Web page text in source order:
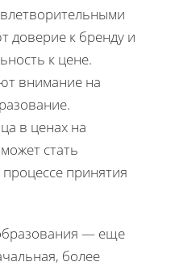
доверие к бренду и
к цене.
внимание на
в ценах на
стать
принятия
— еще
более